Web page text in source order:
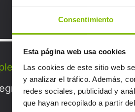
Consentimiento
Esta página web usa cookies
Las cookies de este sitio web
y analizar el tráfico. Además,
redes sociales, publicidad y
que hayan recopilado a partir
e Integração
soluções nos